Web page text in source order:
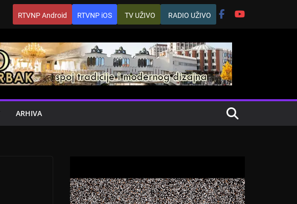
RTVNP Android RTVNP iOS TV UŽIVO RADIO UŽIVO
ARHIVA